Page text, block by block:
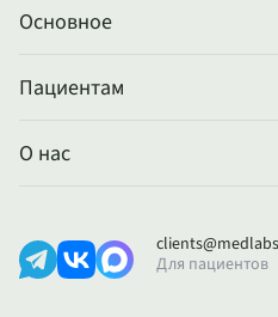
Основное
Пациентам
О нас
Для пациентов